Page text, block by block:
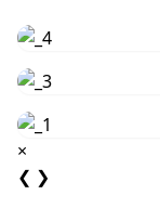
×
❮ ❯